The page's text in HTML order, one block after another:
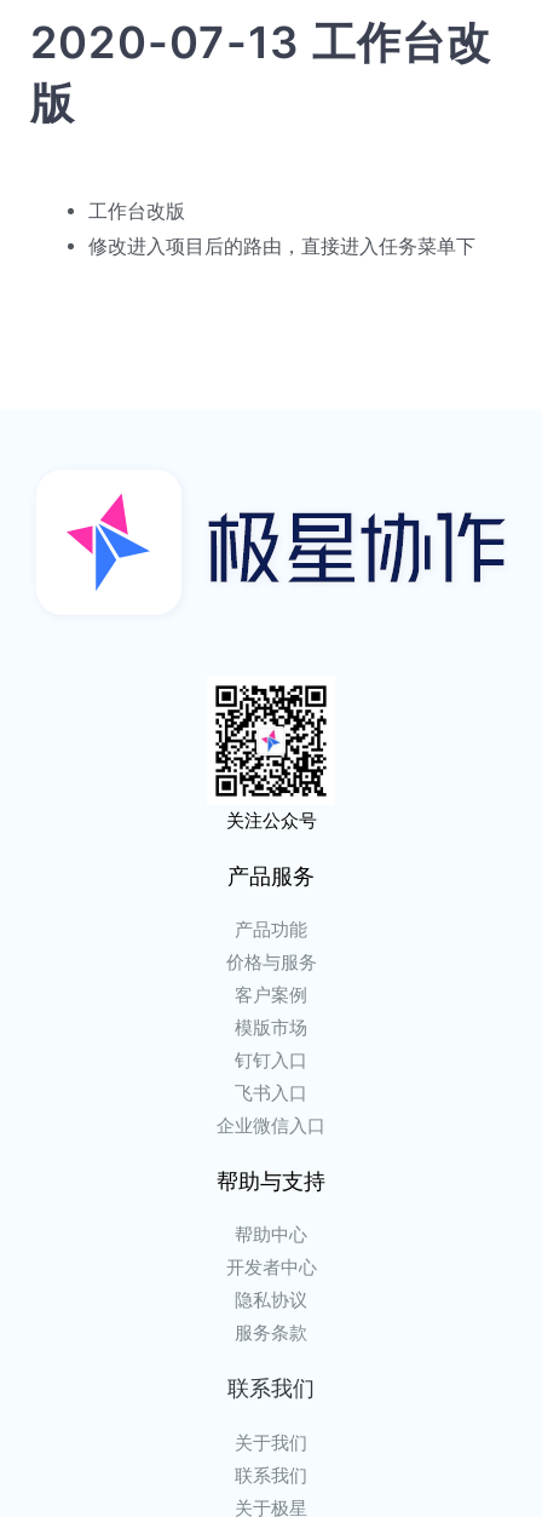
2020-07-13 工作台改
版
工作台改版
修改进入项目后的路由，直接进入任务菜单下
关注公众号
产品服务
产品功能
价格与服务
客户案例
模版市场
钉钉入口
飞书入口
企业微信入口
帮助与支持
帮助中心
开发者中心
隐私协议
服务条款
联系我们
关于我们
联系我们
关于极星